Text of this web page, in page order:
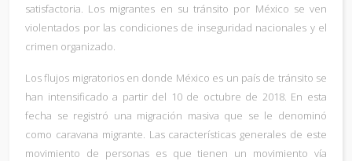
satisfactoria. Los migrantes en su tránsito por México se ven
violentados por las condiciones de inseguridad nacionales y el
crimen organizado.
Los flujos migratorios en donde México es un país de tránsito se
han intensificado a partir del 10 de octubre de 2018. En esta
fecha se registró una migración masiva que se le denominó
como caravana migrante. Las características generales de este
movimiento de personas es que tienen un movimiento vía